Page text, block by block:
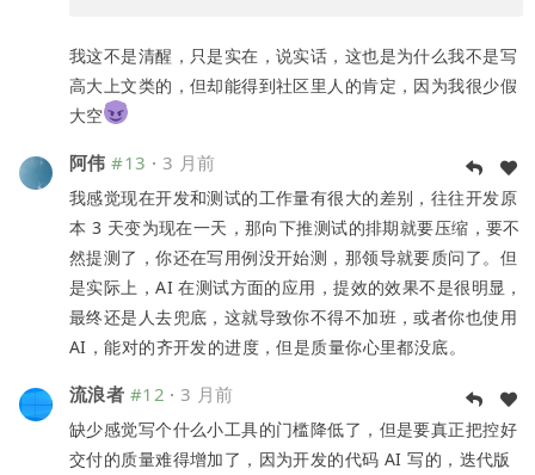
我这不是清醒，只是实在，说实话，这也是为什么我不是写
高大上文类的，但却能得到社区里人的肯定，因为我很少假
大空
阿伟 #13 · 3 月前
我感觉现在开发和测试的工作量有很大的差别，往往开发原
本 3 天变为现在一天，那向下推测试的排期就要压缩，要不
然提测了，你还在写用例没开始测，那领导就要质问了。但
是实际上，AI 在测试方面的应用，提效的效果不是很明显，
最终还是人去兜底，这就导致你不得不加班，或者你也使用
AI，能对的齐开发的进度，但是质量你心里都没底。
流浪者 #12 · 3 月前
缺少感觉写个什么小工具的门槛降低了，但是要真正把控好
交付的质量难得增加了，因为开发的代码 AI 写的，迭代版